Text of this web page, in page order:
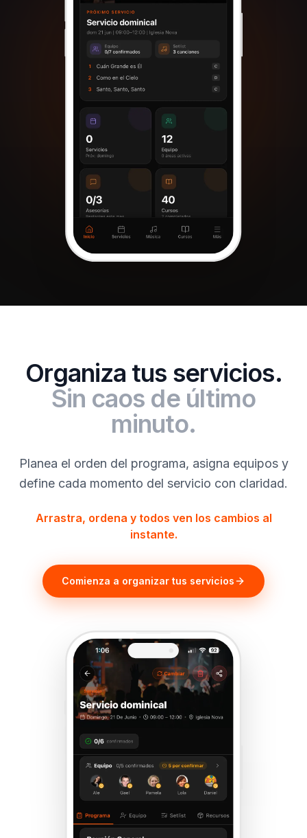
Organiza tus servicios.
Sin caos de último
minuto.
Planea el orden del programa, asigna equipos y
define cada momento del servicio con claridad.
Arrastra, ordena y todos ven los cambios al
instante.
Comienza a organizar tus servicios